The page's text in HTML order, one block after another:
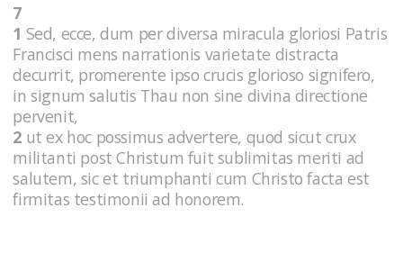
7
1 Sed, ecce, dum per diversa miracula gloriosi Patris
Francisci mens narrationis varietate distracta
decurrit, promerente ipso crucis glorioso signifero,
in signum salutis Thau non sine divina directione
pervenit,
2 ut ex hoc possimus advertere, quod sicut crux
militanti post Christum fuit sublimitas meriti ad
salutem, sic et triumphanti cum Christo facta est
firmitas testimonii ad honorem.